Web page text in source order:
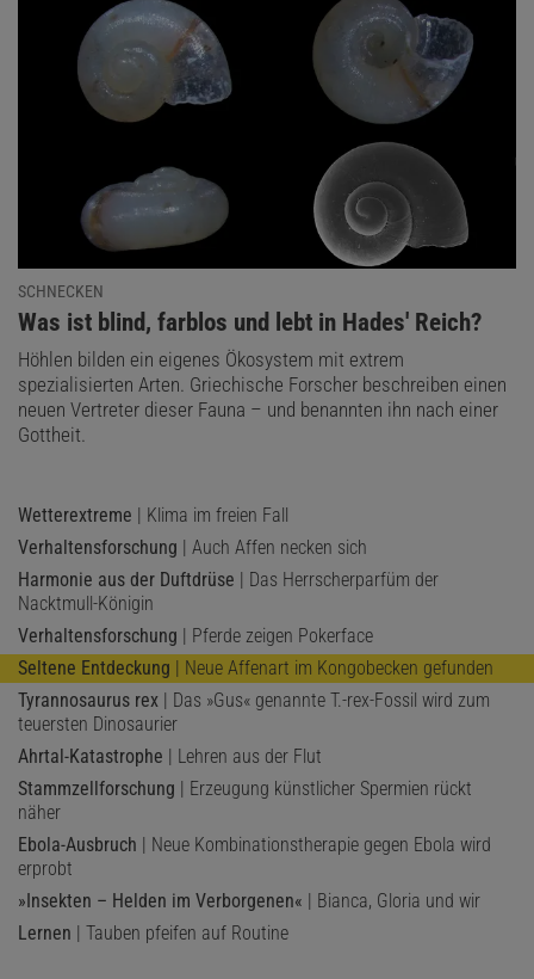
SCHNECKEN
:
Was ist blind, farblos und lebt in Hades' Reich?
Höhlen bilden ein eigenes Ökosystem mit extrem
spezialisierten Arten. Griechische Forscher beschreiben einen
neuen Vertreter dieser Fauna – und benannten ihn nach einer
Gottheit.
Wetterextreme | Klima im freien Fall
Verhaltensforschung | Auch Affen necken sich
Harmonie aus der Duftdrüse | Das Herrscherparfüm der
Nacktmull-Königin
Verhaltensforschung | Pferde zeigen Pokerface
Seltene Entdeckung | Neue Affenart im Kongobecken gefunden
Tyrannosaurus rex | Das »Gus« genannte T.-rex-Fossil wird zum
teuersten Dinosaurier
Ahrtal-Katastrophe | Lehren aus der Flut
Stammzellforschung | Erzeugung künstlicher Spermien rückt
näher
Ebola-Ausbruch | Neue Kombinationstherapie gegen Ebola wird
erprobt
»Insekten – Helden im Verborgenen« | Bianca, Gloria und wir
Lernen | Tauben pfeifen auf Routine